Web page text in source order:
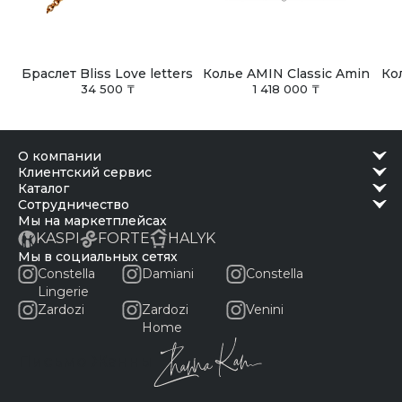
Браслет Bliss Love letters
34 500 ₸
Колье AMIN Classic Amin
1 418 000 ₸
о компании
клиентский сервис
каталог
сотрудничество
Мы на маркетплейсах
KASPI FORTE HALYK
Мы в социальных сетях
Constella
Lingerie
Damiani Constella
Zardozi
Zardozi
Home
Venini